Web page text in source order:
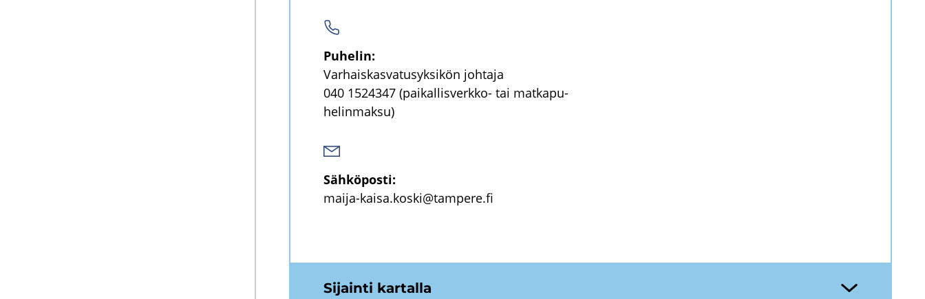
Pu­he­lin:
Var­hais­kas­va­tusyk­si­kön joh­ta­ja
040 1524347 (paikallisverkko-​ tai mat­ka­pu­
he­lin­mak­su)
Säh­kö­pos­ti:
maija-​kaisa.koski@tam­pe­re.fi
Si­jain­ti kar­tal­la